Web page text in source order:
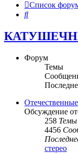
Список
Поиск
Форум
Темы
Обсуждение
258 Темы
4456
стерео